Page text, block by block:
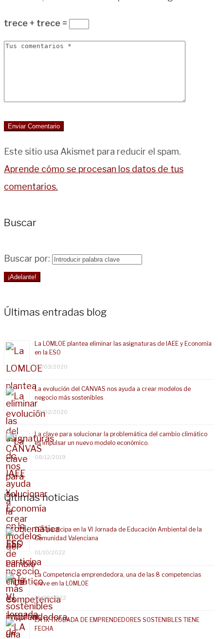
trece + trece =
Este sitio usa Akismet para reducir el spam.
Aprende cómo se procesan los datos de tus
comentarios.
Buscar
Buscar por:
¡Adelante!
Últimas entradas blog
La LOMLOE plantea eliminar las asignaturas de IAEE y Economía
en la ESO
25/03/2020
La evolución del CANVAS nos ayuda a crear modelos de
negocio más sostenibles
28/02/2020
La clave para solucionar la problemática del cambio climático
es impulsar un nuevo modelo económico.
08/12/2019
Últimas noticias
EES participa en la VI Jornada de Educación Ambiental de la
Comunidad Valenciana
01/10/2022
La Competencia emprendedora, una de las 8 competencias
clave en la LOMLOE
21/09/2022
LA IX TROBADA DE EMPRENDEDORES SOSTENIBLES TIENE
FECHA